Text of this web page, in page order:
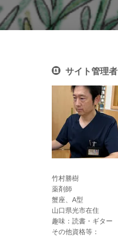
サイト管理者
竹村勝樹
薬剤師
蟹座、A型
山口県光市在住
趣味：読書・ギター
その他資格等：